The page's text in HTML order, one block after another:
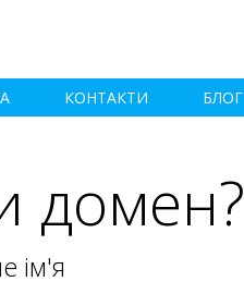
КОНТАКТИ БЛОГ
домен?
ім'я